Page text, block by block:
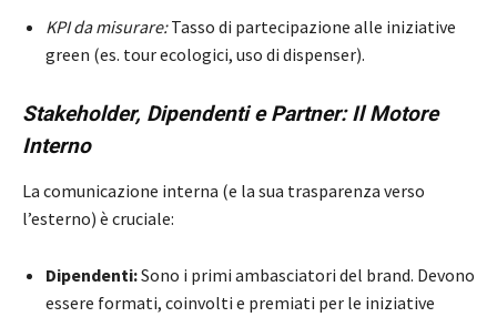
KPI da misurare:Tasso di partecipazione alle iniziative
green (es. tour ecologici, uso di dispenser).
Stakeholder, Dipendenti e Partner: Il Motore
Interno
La comunicazione interna (e la sua trasparenza verso
l’esterno) è cruciale:
Dipendenti:Sono i primi ambasciatori del brand. Devono
essere formati, coinvolti e premiati per le iniziative